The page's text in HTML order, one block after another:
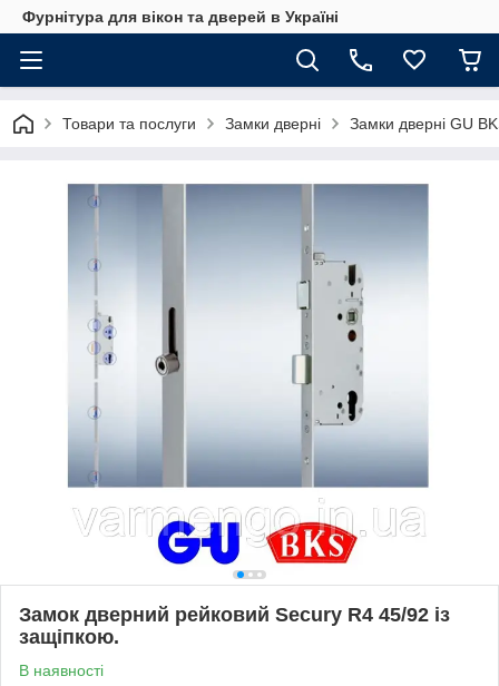
Фурнітура для вікон та дверей в Україні
Товари та послуги Замки дверні Замки дверні GU
Замок дверний рейковий Secury R4 45/92 із
защіпкою.
В наявності